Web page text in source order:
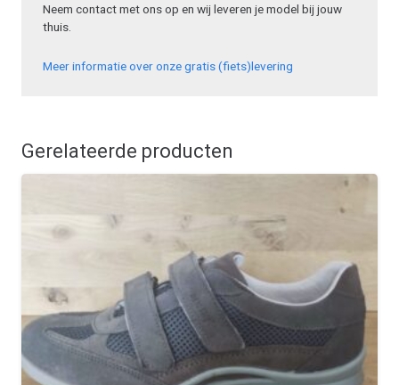
Neem contact met ons op en wij leveren je model bij jouw
thuis.
Meer informatie over onze gratis (fiets)levering
Gerelateerde producten